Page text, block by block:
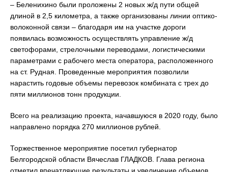
– Беленихино были проложены 2 новых ж/д пути общей
длиной в 2,5 километра, а также организованы линии оптико-
волоконной связи – благодаря им на участке дороги
появилась возможность осуществлять управление ж/д
светофорами, стрелочными переводами, логистическими
параметрами с рабочего места оператора, расположенного
на ст. Рудная. Проведенные мероприятия позволили
нарастить годовые объемы перевозок комбината с трех до
пяти миллионов тонн продукции.
Всего на реализацию проекта, начавшуюся в 2020 году, было
направлено порядка 270 миллионов рублей.
Торжественное мероприятие посетил губернатор
Белгородской области Вячеслав ГЛАДКОВ. Глава региона